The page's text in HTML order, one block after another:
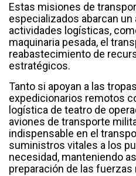
Estas misiones de
especializados abarcan
actividades logísticas,
maquinaria pesada, el
reabastecimiento de
estratégicos.
Tanto si apoyan a las
expedicionarios remotos
logística de teatro de
aviones de transporte
indispensable en el
suministros vitales a los
necesidad, manteniendo
preparación de las fuerzas